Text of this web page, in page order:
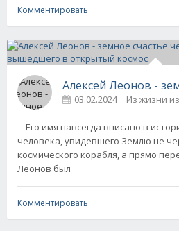
Комментировать
Алексей Леонов -
03.02.2024 Из жизни
Его имя навсегда вписано в
человека, увидевшего Землю не
космического корабля, а прямо
Леонов был
Комментировать